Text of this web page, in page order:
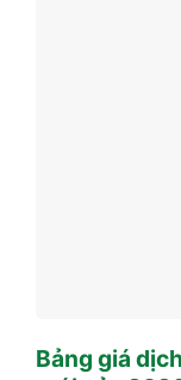
Bảng giá